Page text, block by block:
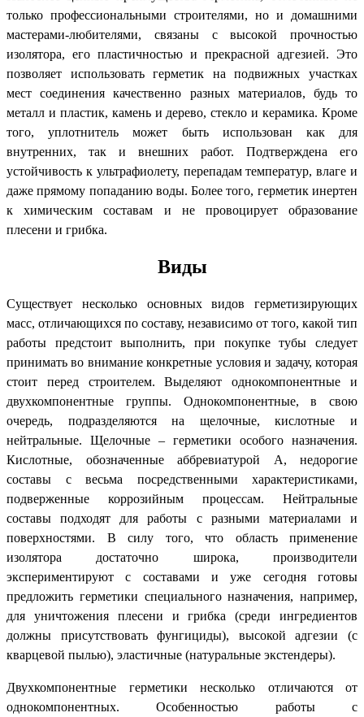
только профессиональными строителями, но и домашними
мастерами-любителями, связаны с высокой прочностью
изолятора, его пластичностью и прекрасной адгезией. Это
позволяет использовать герметик на подвижных участках
мест соединения качественно разных материалов, будь то
металл и пластик, камень и дерево, стекло и керамика. Кроме
того, уплотнитель может быть использован как для
внутренних, так и внешних работ. Подтверждена его
устойчивость к ультрафиолету, перепадам температур, влаге и
даже прямому попаданию воды. Более того, герметик инертен
к химическим составам и не провоцирует образование
плесени и грибка.
Виды
Существует несколько основных видов герметизирующих
масс, отличающихся по составу, независимо от того, какой тип
работы предстоит выполнить, при покупке тубы следует
принимать во внимание конкретные условия и задачу, которая
стоит перед строителем. Выделяют однокомпонентные и
двухкомпонентные группы. Однокомпонентные, в свою
очередь, подразделяются на щелочные, кислотные и
нейтральные. Щелочные – герметики особого назначения.
Кислотные, обозначенные аббревиатурой А, недорогие
составы с весьма посредственными характеристиками,
подверженные коррозийным процессам. Нейтральные
составы подходят для работы с разными материалами и
поверхностями. В силу того, что область применение
изолятора достаточно широка, производители
экспериментируют с составами и уже сегодня готовы
предложить герметики специального назначения, например,
для уничтожения плесени и грибка (среди ингредиентов
должны присутствовать фунгициды), высокой адгезии (с
кварцевой пылью), эластичные (натуральные экстендеры).
Двухкомпонентные герметики несколько отличаются от
однокомпонентных. Особенностью работы с